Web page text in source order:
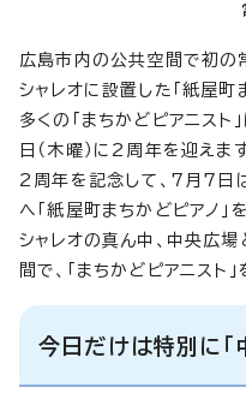
広島市内の公共空間で初の
シャレオに設置した「紙屋町
多くの「まちかどピアニス
日（木曜）に2周年を迎えます
2周年を記念して、7月7日
へ「紙屋町まちかどピアノ」
シャレオの真ん中、中央広
間で、「まちかどピアニスト
今日だけは特別に「